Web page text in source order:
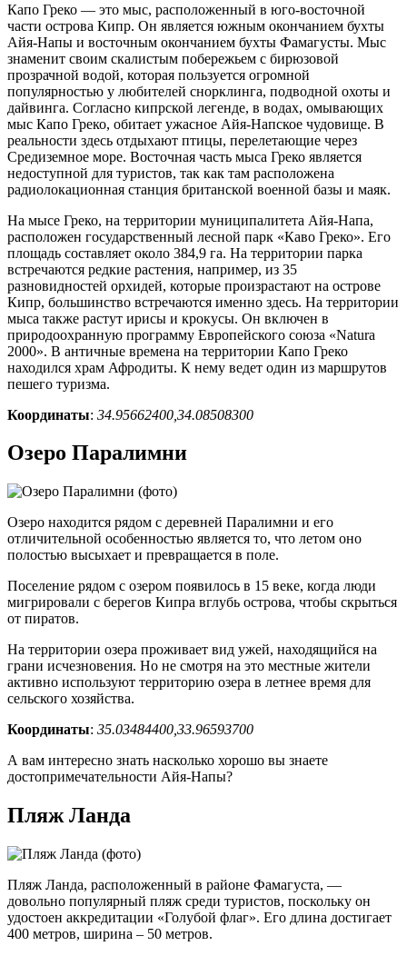
Капо Греко — это мыс, расположенный в юго-восточной
части острова Кипр. Он является южным окончанием бухты
Айя-Напы и восточным окончанием бухты Фамагусты. Мыс
знаменит своим скалистым побережьем с бирюзовой
прозрачной водой, которая пользуется огромной
популярностью у любителей снорклинга, подводной охоты и
дайвинга. Согласно кипрской легенде, в водах, омывающих
мыс Капо Греко, обитает ужасное Айя-Напское чудовище. В
реальности здесь отдыхают птицы, перелетающие через
Средиземное море. Восточная часть мыса Греко является
недоступной для туристов, так как там расположена
радиолокационная станция британской военной базы и маяк.
На мысе Греко, на территории муниципалитета Айя-Напа,
расположен государственный лесной парк «Каво Греко». Его
площадь составляет около 384,9 га. На территории парка
встречаются редкие растения, например, из 35
разновидностей орхидей, которые произрастают на острове
Кипр, большинство встречаются именно здесь. На территории
мыса также растут ирисы и крокусы. Он включен в
природоохранную программу Европейского союза «Natura
2000». В античные времена на территории Капо Греко
находился храм Афродиты. К нему ведет один из маршрутов
пешего туризма.
Координаты: 34.95662400,34.08508300
Озеро Паралимни
Озеро находится рядом с деревней Паралимни и его
отличительной особенностью является то, что летом оно
полостью высыхает и превращается в поле.
Поселение рядом с озером появилось в 15 веке, когда люди
мигрировали с берегов Кипра вглубь острова, чтобы скрыться
от пиратов.
На территории озера проживает вид ужей, находящийся на
грани исчезновения. Но не смотря на это местные жители
активно используют территорию озера в летнее время для
сельского хозяйства.
Координаты: 35.03484400,33.96593700
А вам интересно знать насколько хорошо вы знаете
достопримечательности Айя-Напы?
Пляж Ланда
Пляж Ланда, расположенный в районе Фамагуста, —
довольно популярный пляж среди туристов, поскольку он
удостоен аккредитации «Голубой флаг». Его длина достигает
400 метров, ширина – 50 метров.